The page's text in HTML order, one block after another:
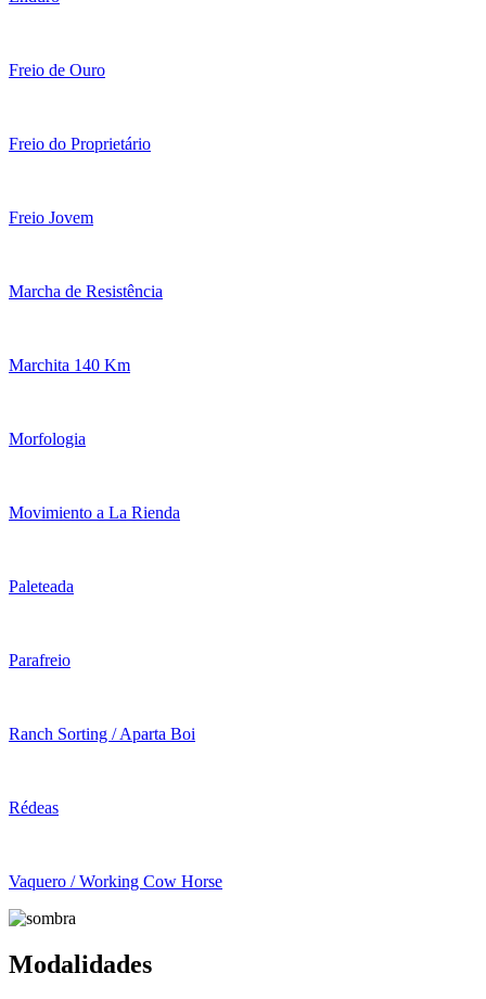
Freio de Ouro
Freio do Proprietário
Freio Jovem
Marcha de Resistência
Marchita 140 Km
Morfologia
Movimiento a La Rienda
Paleteada
Parafreio
Ranch Sorting / Aparta Boi
Rédeas
Vaquero / Working Cow Horse
Modalidades